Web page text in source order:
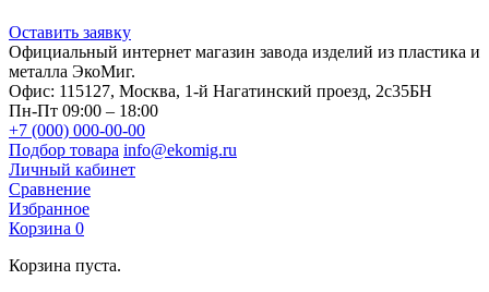
Оставить заявку
Официальный интернет магазин завода изделий из пластика и
металла ЭкоМиг.
Офис: 115127, Москва, 1-й Нагатинский проезд, 2с35БН
Пн-Пт 09:00 – 18:00
+7 (000) 000-00-00
Подбор товара info@ekomig.ru
Личный кабинет
Сравнение
Избранное
Корзина 0
Корзина пуста.